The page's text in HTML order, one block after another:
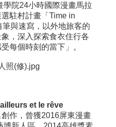
院24小時國際漫畫馬拉
駐村計畫「Time in
與速寫，以外地旅客的
，深入探索食衣住行各
每個時刻的當下」。
et le rêve
作，曾獲2016屏東漫畫